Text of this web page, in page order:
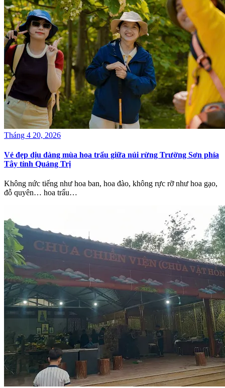
Tháng 4 20, 2026
Vẻ đẹp dịu dàng mùa hoa trẩu giữa núi rừng Trường Sơn phía
Tây tỉnh Quảng Trị
Không nức tiếng như hoa ban, hoa đào, không rực rỡ như hoa gạo,
đỗ quyên… hoa trẩu…